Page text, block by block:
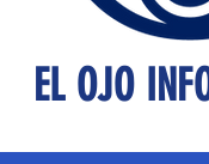
EL OJO